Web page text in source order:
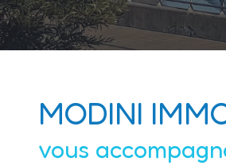
MODINI
vous